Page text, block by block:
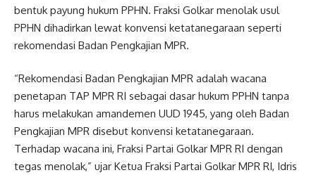
bentuk payung hukum PPHN. Fraksi Golkar menolak usul
PPHN dihadirkan lewat konvensi ketatanegaraan seperti
rekomendasi Badan Pengkajian MPR.
“Rekomendasi Badan Pengkajian MPR adalah wacana
penetapan TAP MPR RI sebagai dasar hukum PPHN tanpa
harus melakukan amandemen UUD 1945, yang oleh Badan
Pengkajian MPR disebut konvensi ketatanegaraan.
Terhadap wacana ini, Fraksi Partai Golkar MPR RI dengan
tegas menolak,” ujar Ketua Fraksi Partai Golkar MPR RI, Idris